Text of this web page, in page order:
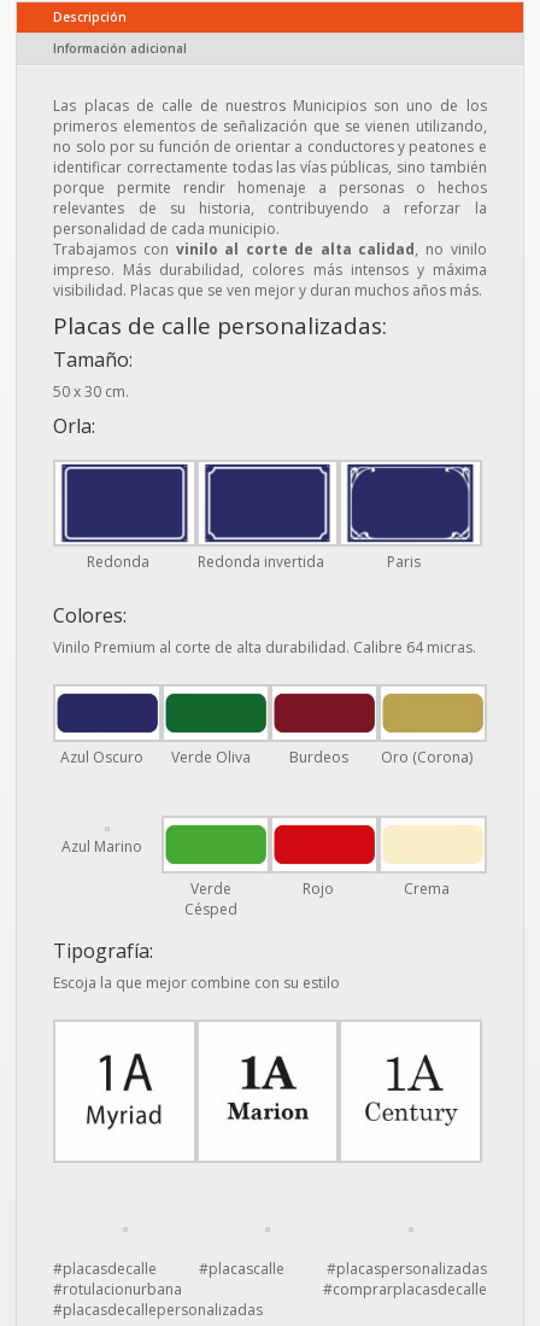
Descripción
Información adicional
Las placas de calle de nuestros Municipios son uno de los
primeros elementos de señalización que se vienen utilizando,
no solo por su función de orientar a conductores y peatones e
identificar correctamente todas las vías públicas, sino también
porque permite rendir homenaje a personas o hechos
relevantes de su historia, contribuyendo a reforzar la
personalidad de cada municipio.
Trabajamos con vinilo al corte de alta calidad, no vinilo
impreso. Más durabilidad, colores más intensos y máxima
visibilidad. Placas que se ven mejor y duran muchos años más.
Placas de calle personalizadas:
Tamaño:
50 x 30 cm.
Orla:
Redonda Redonda invertida Paris
Colores:
Vinilo Premium al corte de alta durabilidad. Calibre 64 micras.
Azul Oscuro Verde Oliva Burdeos Oro (Corona)
Azul Marino
Verde
Césped
Rojo Crema
Tipografía:
Escoja la que mejor combine con su estilo
#placasdecalle #placascalle #placaspersonalizadas
#rotulacionurbana #comprarplacasdecalle
#placasdecallepersonalizadas